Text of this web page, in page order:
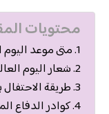
محتويات
متى موعد اليوم
شعار اليوم
طريقة الاحتفال
كوادر الدفاع